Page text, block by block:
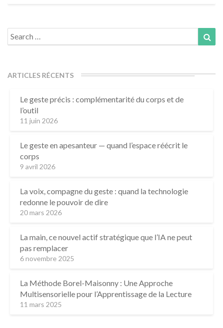
Search
for:
ARTICLES RÉCENTS
Le geste précis : complémentarité du corps et de
l’outil
11 juin 2026
Le geste en apesanteur — quand l’espace réécrit le
corps
9 avril 2026
La voix, compagne du geste : quand la technologie
redonne le pouvoir de dire
20 mars 2026
La main, ce nouvel actif stratégique que l’IA ne peut
pas remplacer
6 novembre 2025
La Méthode Borel-Maisonny : Une Approche
Multisensorielle pour l’Apprentissage de la Lecture
11 mars 2025